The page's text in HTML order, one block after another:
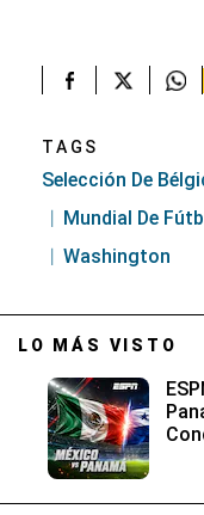
TAGS
Selección De
Mundial De
Washington
LO MÁS VISTO